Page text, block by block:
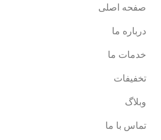
صفحه اصلی
درباره ما
خدمات ما
تخفیفات
وبلاگ
تماس با ما